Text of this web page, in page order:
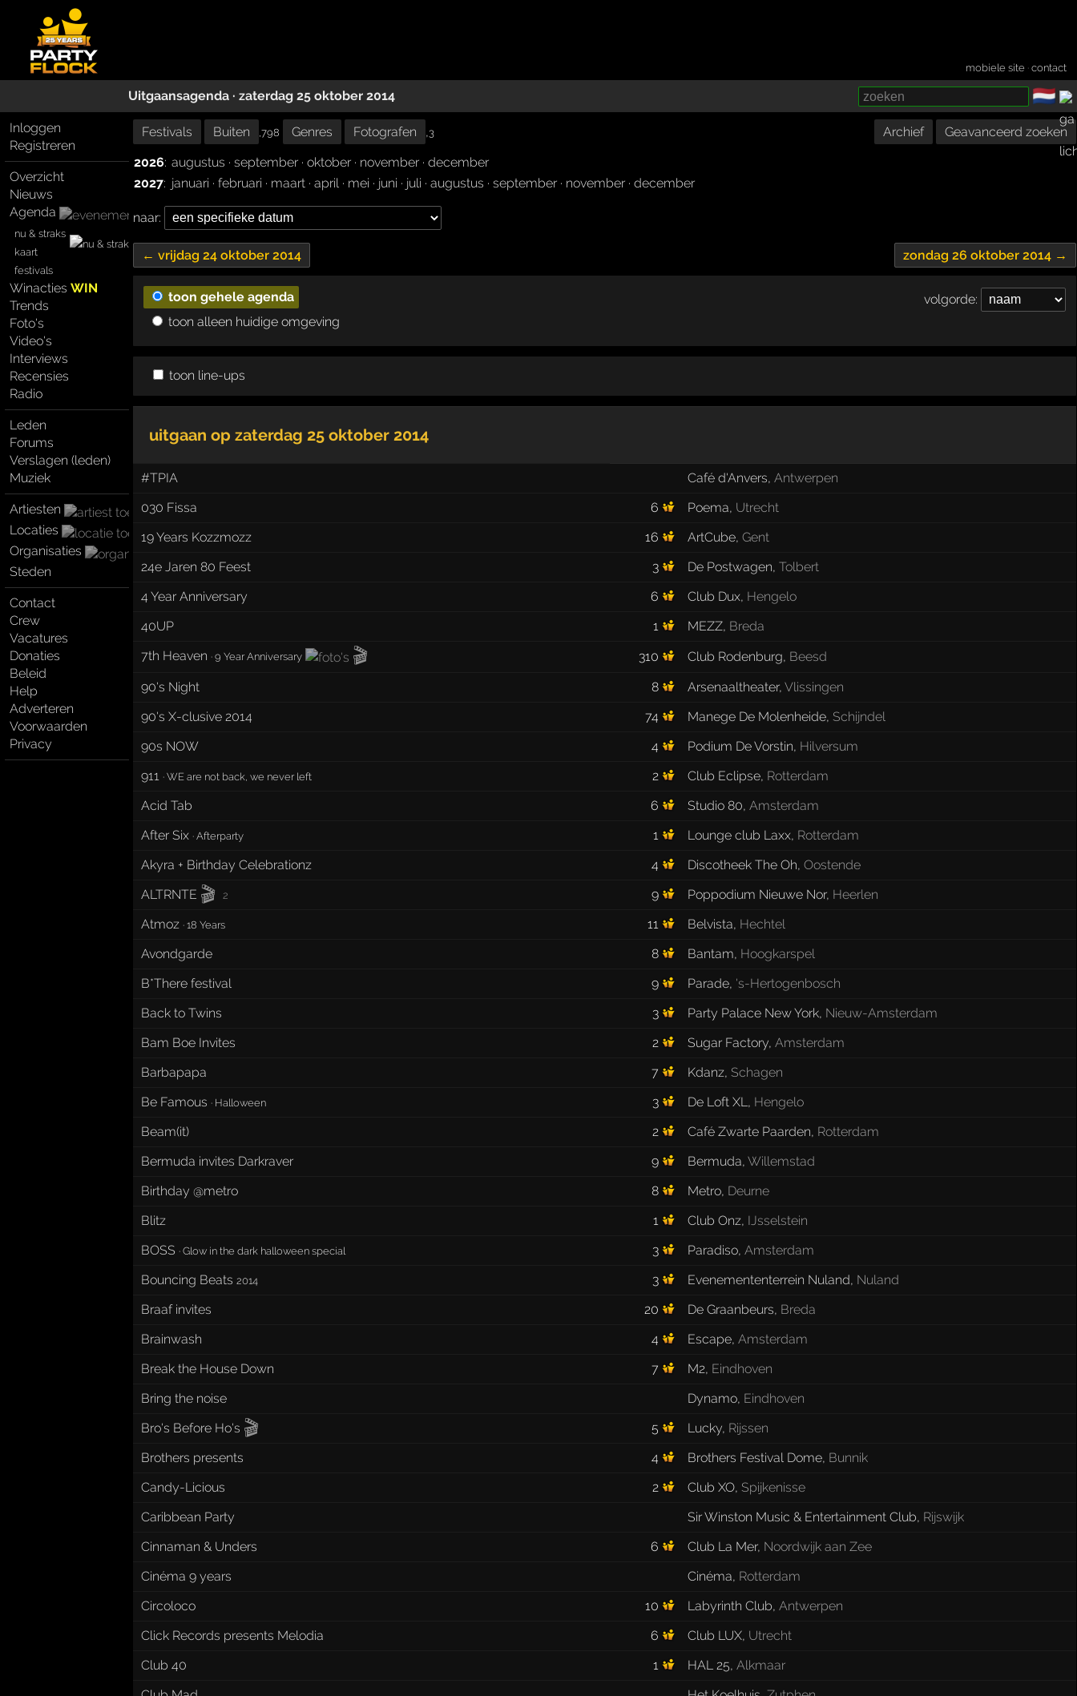
mobiele site ·contact
Uitgaansagenda · zaterdag 25 oktober 2014 🇳🇱
Inloggen
Registreren
Overzicht
Nieuws
Agenda
nu & straks
kaart
festivals
WinactiesWIN
Trends
Foto's
Video's
Interviews
Recensies
Radio
Leden
Forums
Verslagen (leden)
Muziek
Artiesten
Locaties
Organisaties
Steden
Contact
Crew
Vacatures
Donaties
Beleid
Help
Adverteren
Voorwaarden
Privacy
Festivals Buiten ,798 Genres Fotografen ,3 Archief
Geavanceerd zoeken
2026: augustus · september · oktober · november · december
2027: januari · februari · maart · april · mei · juni · juli · augustus · september · november · december
naar:
← vrijdag 24 oktober 2014 zondag 26 oktober 2014 →
volgorde:
toon gehele agenda
toon alleen huidige omgeving
toon line-ups
uitgaan op zaterdag 25 oktober 2014
#TPIA Café d'Anvers, Antwerpen
030 Fissa
6 Poema, Utrecht
19 Years Kozzmozz
16 ArtCube, Gent
24e Jaren 80 Feest
3 De Postwagen, Tolbert
4 Year Anniversary
6 Club Dux, Hengelo
40UP
1 MEZZ, Breda
7th Heaven ·9 Year Anniversary 🎬 310 Club Rodenburg, Beesd
90's Night
8 Arsenaaltheater, Vlissingen
90's X-clusive 2014
74 Manege De Molenheide, Schijndel
90s NOW
4 Podium De Vorstin, Hilversum
911 ·WE are not back, we never left 2 Club Eclipse, Rotterdam
Acid Tab
6 Studio 80, Amsterdam
After Six ·Afterparty 1 Lounge club Laxx, Rotterdam
Akyra + Birthday Celebrationz
4 Discotheek The Oh, Oostende
ALTRNTE 🎬 2 9 Poppodium Nieuwe Nor, Heerlen
Atmoz ·18 Years 11 Belvista, Hechtel
Avondgarde
8 Bantam, Hoogkarspel
B*There festival
9 Parade, 's-Hertogenbosch
Back to Twins
3 Party Palace New York, Nieuw-Amsterdam
Bam Boe Invites
2 Sugar Factory, Amsterdam
Barbapapa
7 Kdanz, Schagen
Be Famous · Halloween 3 De Loft XL, Hengelo
Beam(it)
2 Café Zwarte Paarden, Rotterdam
Bermuda invites Darkraver
9 Bermuda, Willemstad
Birthday @metro
8 Metro, Deurne
Blitz
1 Club Onz, IJsselstein
BOSS ·Glow in the dark halloween special 3 Paradiso, Amsterdam
Bouncing Beats 2014 3 Evenemententerrein Nuland, Nuland
Braaf invites
20 De Graanbeurs, Breda
Brainwash
4 Escape, Amsterdam
Break the House Down
7 M2, Eindhoven
Bring the noise
Dynamo, Eindhoven
Bro's Before Ho's 🎬 5 Lucky, Rijssen
Brothers presents
4 Brothers Festival Dome, Bunnik
Candy-Licious
2 Club XO, Spijkenisse
Caribbean Party
Sir Winston Music & Entertainment Club, Rijswijk
Cinnaman & Unders
6 Club La Mer, Noordwijk aan Zee
Cinéma 9 years
Cinéma, Rotterdam
Circoloco
10 Labyrinth Club, Antwerpen
Click Records presents Melodia
6 Club LUX, Utrecht
Club 40
1 HAL 25, Alkmaar